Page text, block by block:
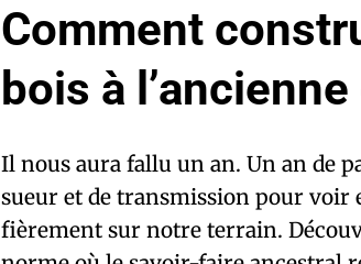
Comment
bois à
Il nous aura fallu un an. Un an de
sueur et de transmission pour
fièrement sur notre terrain.